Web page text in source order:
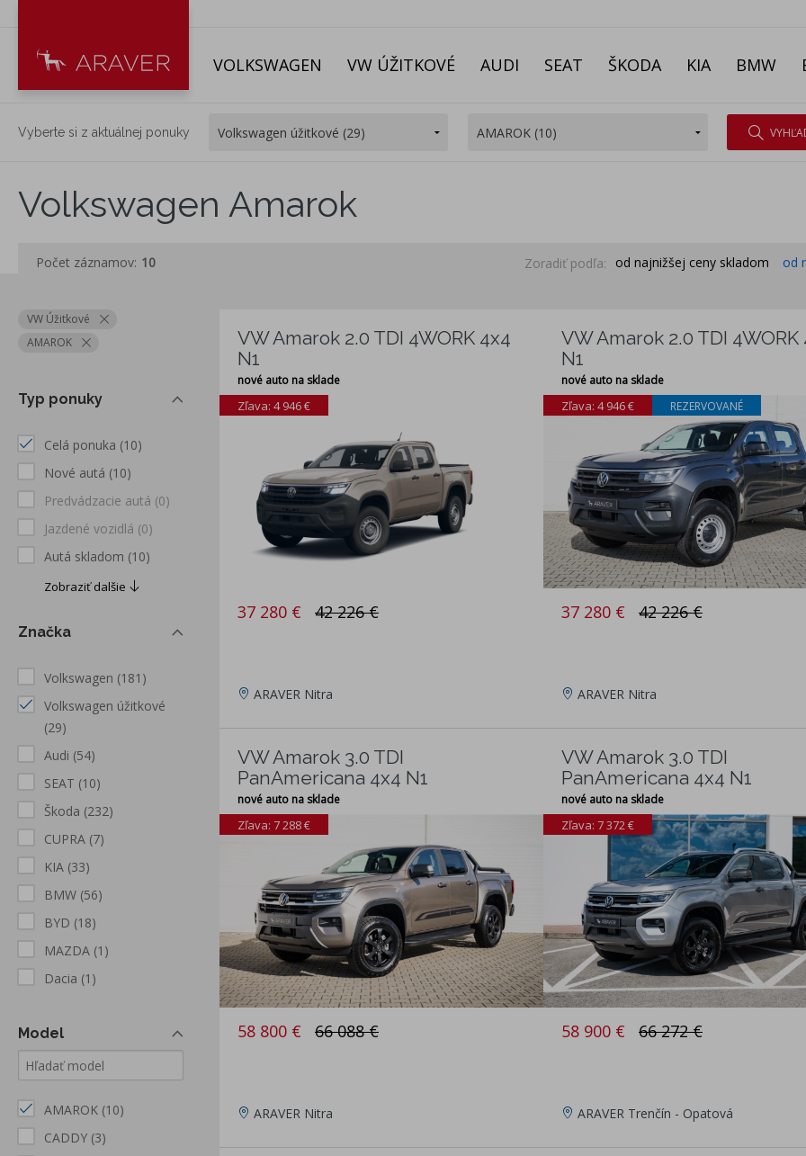
VOLKSWAGEN VW ÚŽITKOVÉ AUDI SEAT ŠKODA KIA BMW
Vyberte si z aktuálnej ponuky
Volkswagen Amarok
Počet záznamov: 10 Zoradiť podľa: od najnižšej ceny skladom od
VW Úžitkové
AMAROK
Typ ponuky
Celá ponuka (10)
Nové autá (10)
Predvádzacie autá (0)
Jazdené vozidlá (0)
Autá skladom (10)
Zobraziť dalšie
Značka
Volkswagen (181)
Volkswagen úžitkové
(29)
Audi (54)
SEAT (10)
Škoda (232)
CUPRA (7)
KIA (33)
BMW (56)
BYD (18)
MAZDA (1)
Dacia (1)
Model
AMAROK (10)
CADDY (3)
VW Amarok 2.0 TDI 4WORK 4x4
N1
nové auto na sklade
Zľava: 4 946 €
37 280 € 42 226 €
ARAVER Nitra
VW Amarok 2.0 TDI 4WORK
N1
nové auto na sklade
Zľava: 4 946 € REZERVOVANÉ
37 280 € 42 226 €
ARAVER Nitra
VW Amarok 3.0 TDI
PanAmericana 4x4 N1
nové auto na sklade
Zľava: 7 288 €
58 800 € 66 088 €
ARAVER Nitra
VW Amarok 3.0 TDI
PanAmericana 4x4 N1
nové auto na sklade
Zľava: 7 372 €
58 900 € 66 272 €
ARAVER Trenčín - Opatová